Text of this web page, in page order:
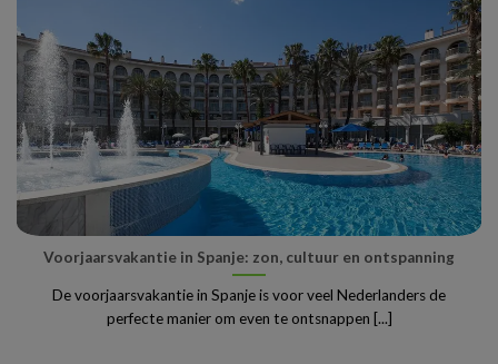
Voorjaarsvakantie in Spanje: zon, cultuur en ontspanning
De voorjaarsvakantie in Spanje is voor veel Nederlanders de
perfecte manier om even te ontsnappen [...]